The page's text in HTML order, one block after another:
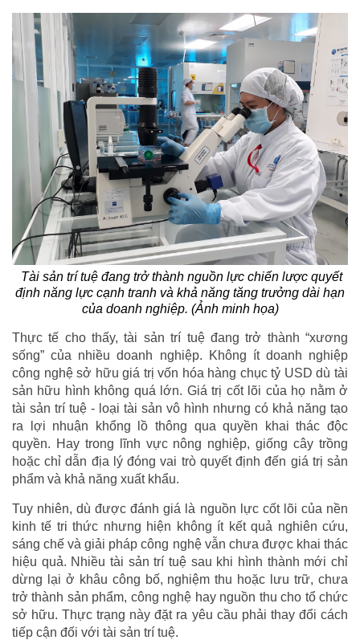
Tài sản trí tuệ đang trở thành nguồn lực chiến lược quyết
định năng lực cạnh tranh và khả năng tăng trưởng dài hạn
của doanh nghiệp. (Ảnh minh họa)
Thực tế cho thấy, tài sản trí tuệ đang trở thành “xương
sống” của nhiều doanh nghiệp. Không ít doanh nghiệp
công nghệ sở hữu giá trị vốn hóa hàng chục tỷ USD dù tài
sản hữu hình không quá lớn. Giá trị cốt lõi của họ nằm ở
tài sản trí tuệ - loại tài sản vô hình nhưng có khả năng tạo
ra lợi nhuận khổng lồ thông qua quyền khai thác độc
quyền. Hay trong lĩnh vực nông nghiệp, giống cây trồng
hoặc chỉ dẫn địa lý đóng vai trò quyết định đến giá trị sản
phẩm và khả năng xuất khẩu.
Tuy nhiên, dù được đánh giá là nguồn lực cốt lõi của nền
kinh tế tri thức nhưng hiện không ít kết quả nghiên cứu,
sáng chế và giải pháp công nghệ vẫn chưa được khai thác
hiệu quả. Nhiều tài sản trí tuệ sau khi hình thành mới chỉ
dừng lại ở khâu công bố, nghiệm thu hoặc lưu trữ, chưa
trở thành sản phẩm, công nghệ hay nguồn thu cho tổ chức
sở hữu. Thực trạng này đặt ra yêu cầu phải thay đổi cách
tiếp cận đối với tài sản trí tuệ.